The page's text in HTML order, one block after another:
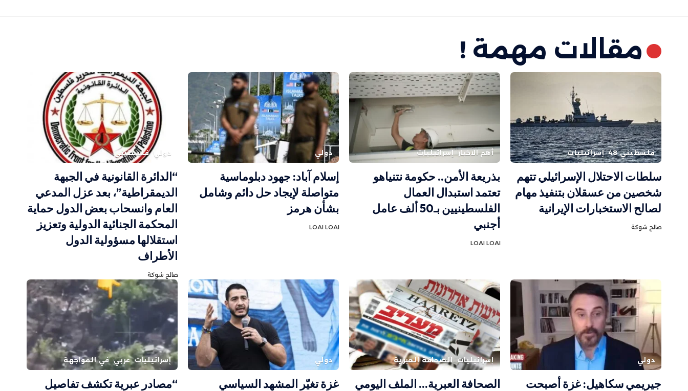
مقالات مهمة !
فلسطيني 48 إسرائيليات
سلطات الاحتلال الإسرائيلي تتهم
شخصين من عسقلان بتنفيذ مهام
لصالح الاستخبارات الإيرانية
صالح شوكة
أهم الاخبار إسرائيليات
بذريعة الأمن.. حكومة نتنياهو
تعتمد استبدال العمال
الفلسطينيين بـ50 ألف عامل
أجنبي
LOAI LOAI
دولي
إسلام آباد: جهود دبلوماسية
متواصلة لإيجاد حل دائم وشامل
بشأن هرمز
LOAI LOAI
دولي فلسطيني
“الدائرة القانونية في الجبهة
الديمقراطية”، بعد عزل المدعي
العام وانسحاب بعض الدول حماية
المحكمة الجنائية الدولية وتعزيز
استقلالها مسؤولية الدول
الأطراف
صالح شوكة
دولي
جيريمي سكاهيل: غزة أصبحت
إسرائيليات الصحافة العبرية
الصحافة العبرية… الملف اليومي
دولي
غزة تغيّر المشهد السياسي
إسرائيليات عربي في المواجهة
“مصادر عبرية تكشف تفاصيل